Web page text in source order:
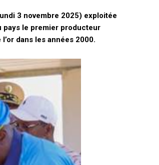
3 novembre 2025) exploitée
pays le premier producteur
dans les années 2000.